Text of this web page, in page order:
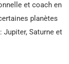
et coach en
planètes
Jupiter, Saturne et